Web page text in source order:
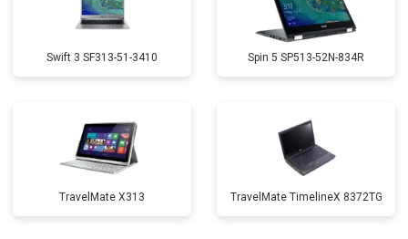
Swift 3 SF313-51-3410 Spin 5 SP513-52N-834R
TravelMate X313 TravelMate TimelineX 8372TG